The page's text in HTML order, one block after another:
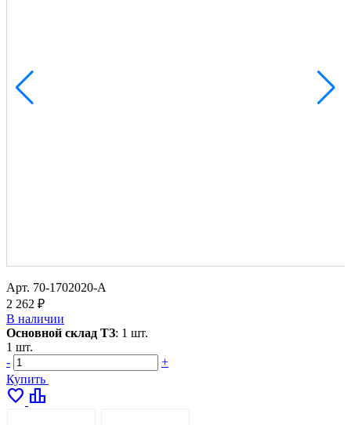
Арт. 70-1702020-А
2 262 ₽
В наличии
Основной склад ТЗ: 1 шт.
1 шт.
-
+
Купить
favorite leaderboard